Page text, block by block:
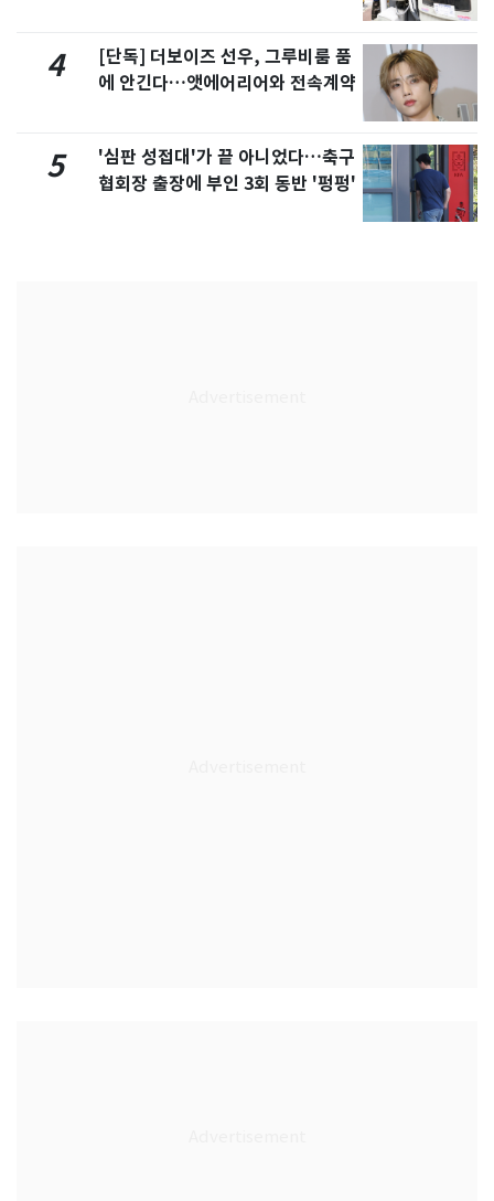
4
[단독] 더보이즈 선우, 그루비룸 품
에 안긴다…앳에어리어와 전속계약
5
'심판 성접대'가 끝 아니었다…축구
협회장 출장에 부인 3회 동반 '펑펑'